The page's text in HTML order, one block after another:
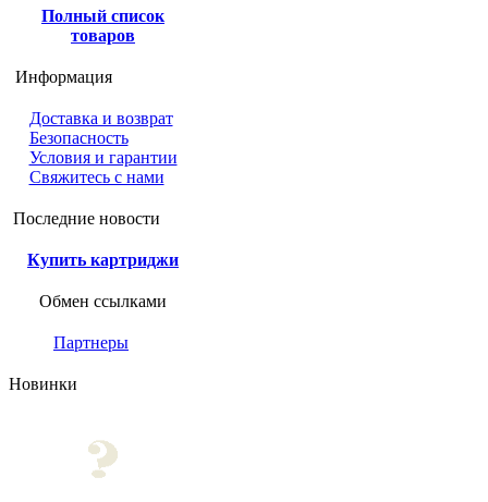
Полный список
товаров
Информация
Доставка и возврат
Безопасность
Условия и гарантии
Свяжитесь с нами
Последние новости
Купить картриджи
Обмен ссылками
Партнеры
Новинки